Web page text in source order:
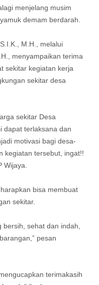
menjelang musim
demam berdarah.
M.H., melalui
menyampaikan terima
sekitar kegiatan kerja
sekitar desa
sekitar Desa
dapat terlaksana dan
motivasi bagi desa-
kegiatan tersebut, ingat!!
Wijaya.
bisa membuat
sekitar.
sehat dan indah,
pesan
terimakasih